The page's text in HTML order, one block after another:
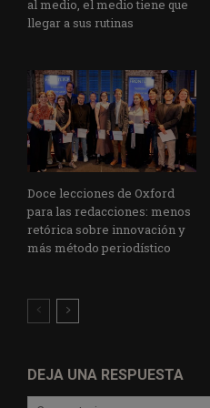
al medio, el medio tiene que
llegar a sus rutinas
Doce lecciones de Oxford
para las redacciones: menos
retórica sobre innovación y
más método periodístico
DEJA UNA RESPUESTA